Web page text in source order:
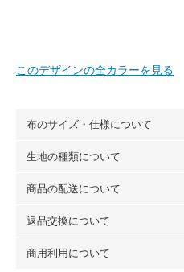
このデザインの全カラーを見る
布のサイズ・仕様について
布の長さは50cm単位での販売
場合 → 購入数量「7」
生地の種類について
・現在、すべてのデザインの
ットン（ダブルガーゼ）・100
トンリネン（ビエラ織）・100
100％コットン（キャンバス・
商品の配送について
・ネコポスでの配送は、布は
も送料の表示が600円となり宅
返品交換について
・布はご注文後に注文数量の
商用利用について